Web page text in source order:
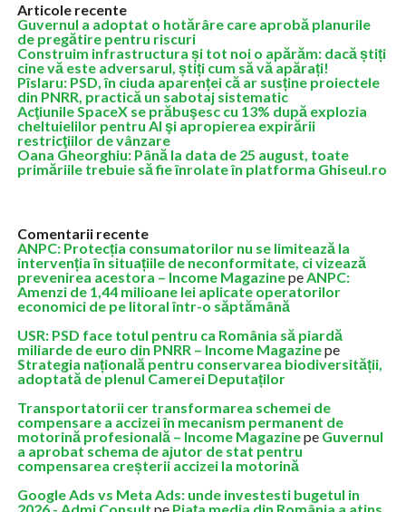
Articole recente
Guvernul a adoptat o hotărâre care aprobă planurile
de pregătire pentru riscuri
Construim infrastructura și tot noi o apărăm: dacă știți
cine vă este adversarul, știți cum să vă apărați!
Pîslaru: PSD, în ciuda aparenței că ar susține proiectele
din PNRR, practică un sabotaj sistematic
Acţiunile SpaceX se prăbuşesc cu 13% după explozia
cheltuielilor pentru AI şi apropierea expirării
restricţiilor de vânzare
Oana Gheorghiu: Până la data de 25 august, toate
primăriile trebuie să fie înrolate în platforma Ghiseul.ro
Comentarii recente
ANPC: Protecția consumatorilor nu se limitează la
intervenția în situațiile de neconformitate, ci vizează
prevenirea acestora – Income MagazinepeANPC:
Amenzi de 1,44 milioane lei aplicate operatorilor
economici de pe litoral într-o săptămână
USR: PSD face totul pentru ca România să piardă
miliarde de euro din PNRR – Income Magazinepe
Strategia națională pentru conservarea biodiversității,
adoptată de plenul Camerei Deputaților
Transportatorii cer transformarea schemei de
compensare a accizei în mecanism permanent de
motorină profesională – Income Magazinepe Guvernul
a aprobat schema de ajutor de stat pentru
compensarea creșterii accizei la motorină
Google Ads vs Meta Ads: unde investesti bugetul in